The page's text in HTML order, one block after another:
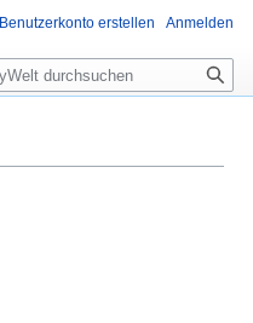
Benutzerkonto erstellen Anmelden